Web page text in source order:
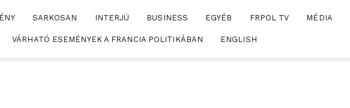
SARKOSAN INTERJÚ BUSINESS EGYÉB FRPOL TV MÉDIA
VÁRHATÓ ESEMÉNYEK A FRANCIA POLITIKÁBAN ENGLISH